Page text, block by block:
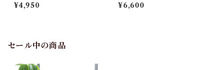
¥4,950 ¥6,600
セール中の商品